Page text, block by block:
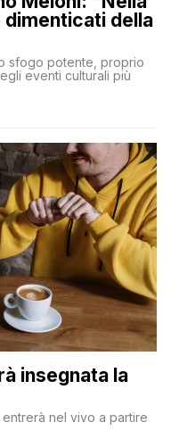
dimenticati della
sfogo potente, proprio
eventi culturali più
insegnata la
nel vivo a partire